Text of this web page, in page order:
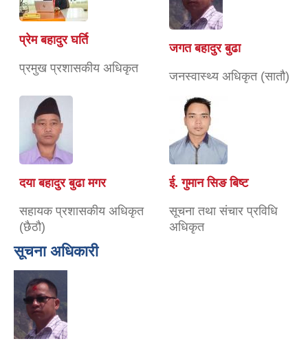
प्रेम बहादुर घर्ति
प्रमुख प्रशासकीय अधिकृत
जगत बहादुर बुढा
जनस्वास्थ्य अधिकृत (सातौ)
दया बहादुर बुढा मगर
सहायक प्रशासकीय अधिकृत
(छैठौ)
ई. गुमान सिङ बिष्ट
सूचना तथा संचार प्रविधि
अधिकृत
सूचना अधिकारी